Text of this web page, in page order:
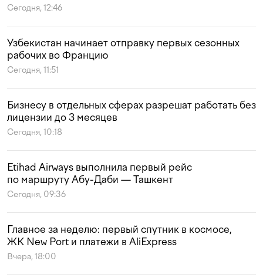
Сегодня, 12:46
Узбекистан начинает отправку первых сезонных
рабочих во Францию
Сегодня, 11:51
Бизнесу в отдельных сферах разрешат работать без
лицензии до 3 месяцев
Сегодня, 10:18
Etihad Airways выполнила первый рейс
по маршруту Абу-Даби — Ташкент
Сегодня, 09:36
Главное за неделю: первый спутник в космосе,
ЖК New Port и платежи в AliExpress
Вчера, 18:00